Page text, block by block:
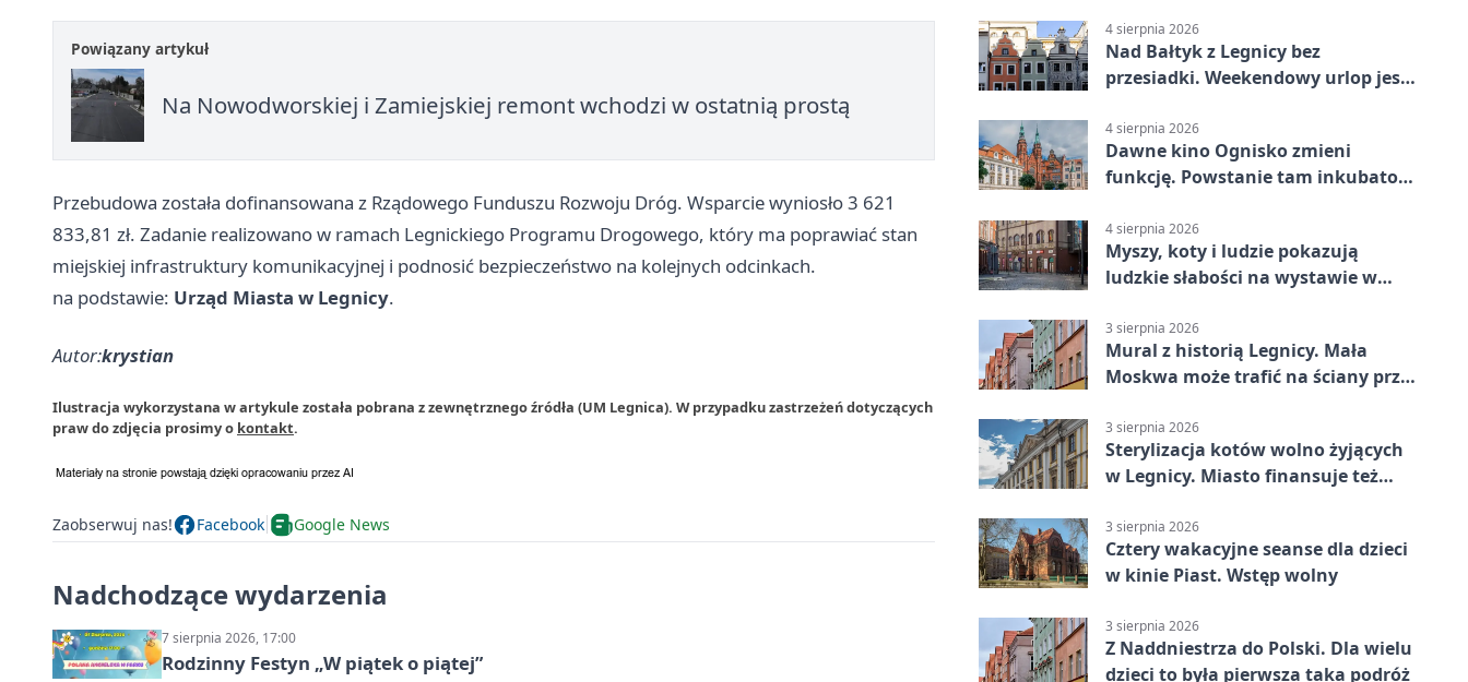
Powiązany artykuł
Na Nowodworskiej i Zamiejskiej remont wchodzi w ostatnią prostą
Przebudowa została dofinansowana z Rządowego Funduszu Rozwoju Dróg. Wsparcie wyniosło 3 621
833,81 zł. Zadanie realizowano w ramach Legnickiego Programu Drogowego, który ma poprawiać stan
miejskiej infrastruktury komunikacyjnej i podnosić bezpieczeństwo na kolejnych odcinkach.
na podstawie: Urząd Miasta w Legnicy.
Autor:krystian
Ilustracja wykorzystana w artykule została pobrana z zewnętrznego źródła (UM Legnica). W przypadku zastrzeżeń dotyczących
praw do zdjęcia prosimy o kontakt.
Zaobserwuj nas! Facebook Google News
Nadchodzące wydarzenia
7 sierpnia 2026, 17:00
Rodzinny Festyn „W piątek o piątej”
4 sierpnia 2026
Nad Bałtyk z Legnicy bez
przesiadki. Weekendowy urlop jest
4 sierpnia 2026
Dawne kino Ognisko zmieni
funkcję. Powstanie tam inkubator
4 sierpnia 2026
Myszy, koty i ludzie pokazują
ludzkie słabości na wystawie w
3 sierpnia 2026
Mural z historią Legnicy. Mała
Moskwa może trafić na ściany przy
3 sierpnia 2026
Sterylizacja kotów wolno żyjących
w Legnicy. Miasto finansuje też
3 sierpnia 2026
Cztery wakacyjne seanse dla dzieci
w kinie Piast. Wstęp wolny
3 sierpnia 2026
Z Naddniestrza do Polski. Dla wielu
dzieci to była pierwsza taka podróż